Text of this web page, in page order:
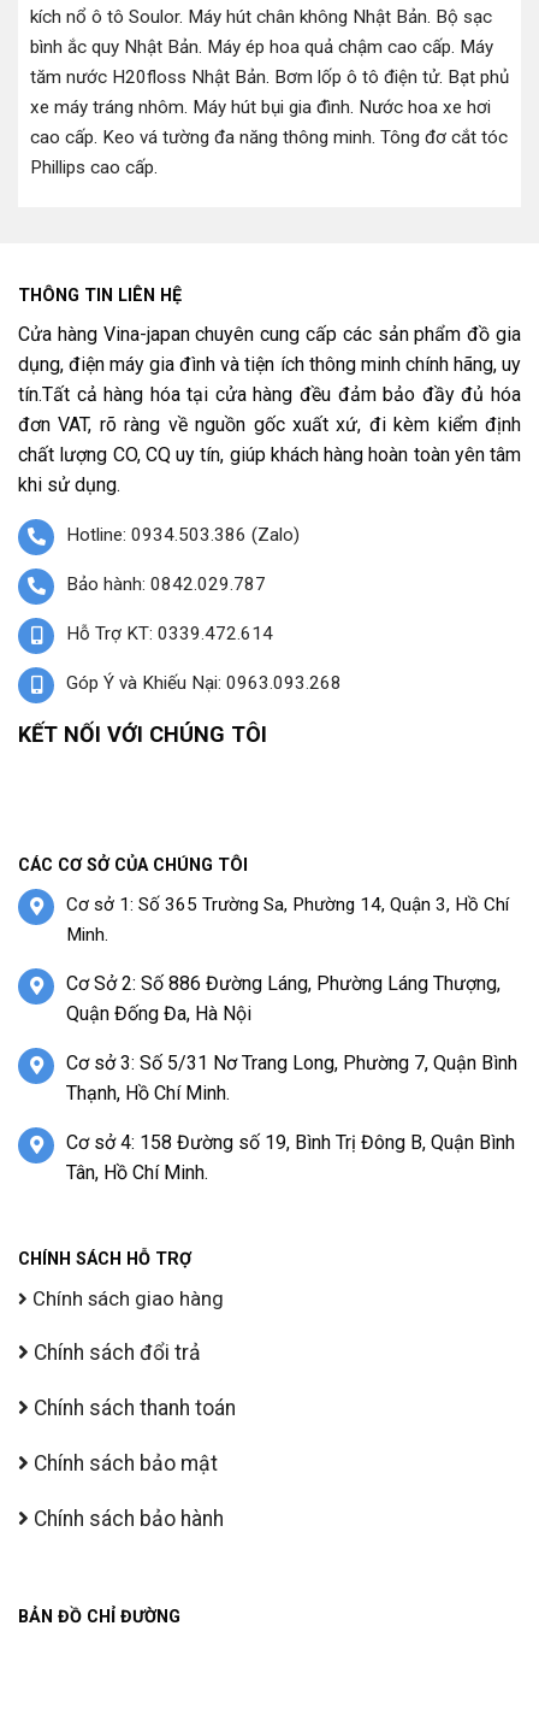
kích nổ ô tô Soulor. Máy hút chân không Nhật Bản. Bộ sạc
bình ắc quy Nhật Bản. Máy ép hoa quả chậm cao cấp. Máy
tăm nước H20floss Nhật Bản. Bơm lốp ô tô điện tử. Bạt phủ
xe máy tráng nhôm. Máy hút bụi gia đình. Nước hoa xe hơi
cao cấp. Keo vá tường đa năng thông minh. Tông đơ cắt tóc
Phillips cao cấp.
THÔNG TIN LIÊN HỆ
Cửa hàng Vina-japan chuyên cung cấp các sản phẩm đồ gia
dụng, điện máy gia đình và tiện ích thông minh chính hãng, uy
tín.Tất cả hàng hóa tại cửa hàng đều đảm bảo đầy đủ hóa
đơn VAT, rõ ràng về nguồn gốc xuất xứ, đi kèm kiểm định
chất lượng CO, CQ uy tín, giúp khách hàng hoàn toàn yên tâm
khi sử dụng.
Hotline: 0934.503.386 (Zalo)
Bảo hành: 0842.029.787
Hỗ Trợ KT: 0339.472.614
Góp Ý và Khiếu Nại: 0963.093.268
KẾT NỐI VỚI CHÚNG TÔI
CÁC CƠ SỞ CỦA CHÚNG TÔI
Cơ sở 1: Số 365 Trường Sa, Phường 14, Quận 3, Hồ Chí
Minh.
Cơ Sở 2: Số 886 Đường Láng, Phường Láng Thượng,
Quận Đống Đa, Hà Nội
Cơ sở 3: Số 5/31 Nơ Trang Long, Phường 7, Quận Bình
Thạnh, Hồ Chí Minh.
Cơ sở 4: 158 Đường số 19, Bình Trị Đông B, Quận Bình
Tân, Hồ Chí Minh.
CHÍNH SÁCH HỖ TRỢ
Chính sách giao hàng
Chính sách đổi trả
Chính sách thanh toán
Chính sách bảo mật
Chính sách bảo hành
BẢN ĐỒ CHỈ ĐƯỜNG